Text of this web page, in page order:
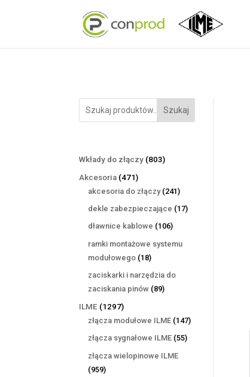
Szukaj
Wkłady do złączy 803803
Akcesoria 471471
produktów
akcesoria do złączy 241241
produktów
dekle zabezpieczające 1717
dławnice kablowe 106106
ramki montażowe systemu
modułowego 1818
produktów
zaciskarki i narzędzia do
zaciskania pinów 8989
ILME 12971297
produktów
złącza modułowe ILME 147147
złącza sygnałowe ILME 5555
złącza wielopinowe ILME
959959